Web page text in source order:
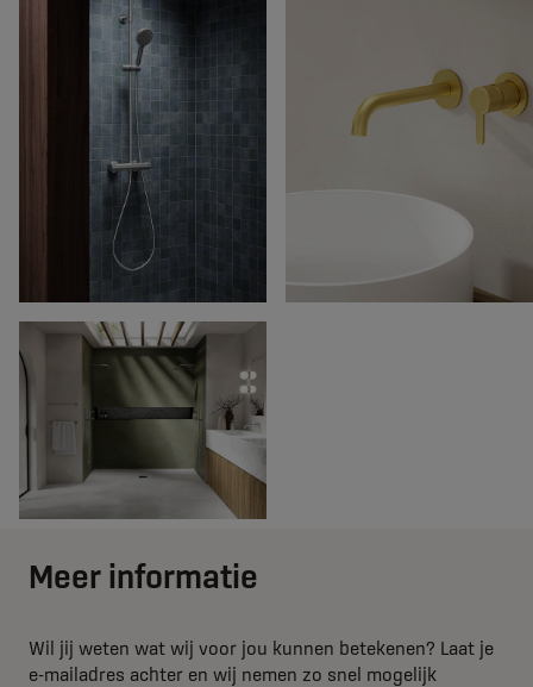
Meer informatie
Wil jij weten wat wij voor jou kunnen betekenen? Laat je
e-mailadres achter en wij nemen zo snel mogelijk